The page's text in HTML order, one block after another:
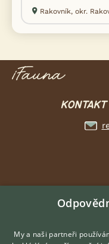
Rakovník, okr.
My a naši partneři